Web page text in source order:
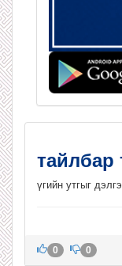
тайлбар
үгийн утгыг
0 0